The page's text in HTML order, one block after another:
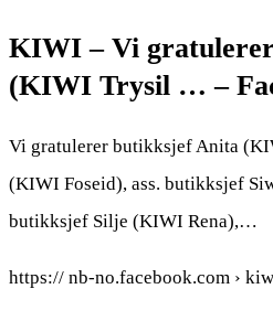
KIWI – Vi
(KIWI Trysil … –
Vi gratulerer butikksjef Anita
(KIWI Foseid), ass. butikksjef
butikksjef Silje (KIWI Rena),…
https:// nb-no.facebook.com ›